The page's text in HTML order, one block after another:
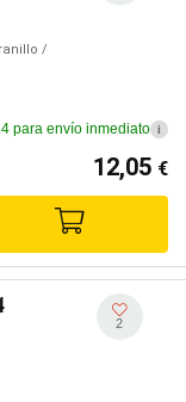
/
para envío inmediato i
12,05 €
2